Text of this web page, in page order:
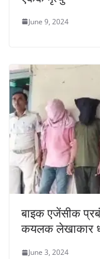
June 9, 2024
बाइक एजेंसीक
कयलक लेखाकार
June 3, 2024